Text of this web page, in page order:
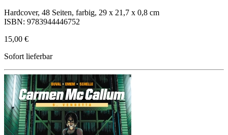
Hardcover, 48 Seiten, farbig, 29 x 21,7 x 0,8 cm
ISBN: 9783944446752
15,00 €
Sofort lieferbar